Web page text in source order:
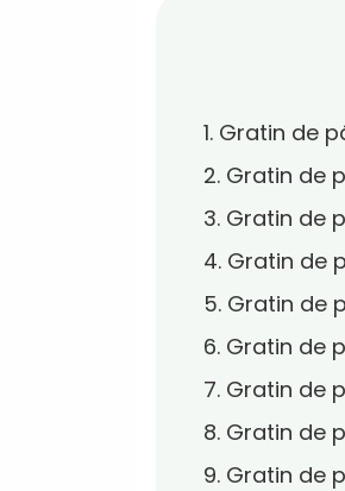
1. Gratin de
2. Gratin de
3. Gratin de
4. Gratin de
5. Gratin de
6. Gratin de
7. Gratin de
8. Gratin de
9. Gratin de